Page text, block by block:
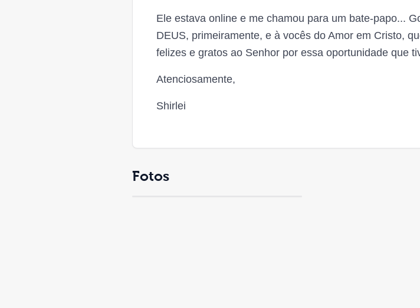
Ele estava online e me chamou para um bate-papo...
DEUS, primeiramente, e à vocês do Amor em Cristo,
felizes e gratos ao Senhor por essa oportunidade que
Atenciosamente,
Shirlei
Fotos